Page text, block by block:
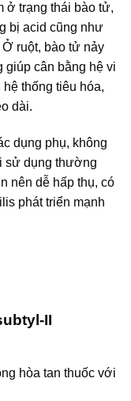
ở trạng thái bào tử,
bị acid cũng như
ruột, bào tử nảy
giúp cân bằng hệ vi
thống tiêu hóa,
dài.
dụng phụ, không
sử dụng thường
nên dễ hấp thụ, có
phát triển mạnh
II
hòa tan thuốc với